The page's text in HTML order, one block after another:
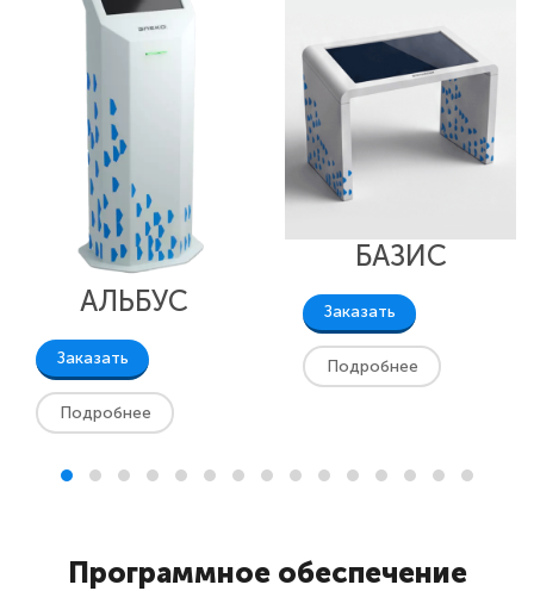
АЛЬБУС
Заказать
Подробнее
БАЗИС
Заказать
Подробнее
Программное обеспечение